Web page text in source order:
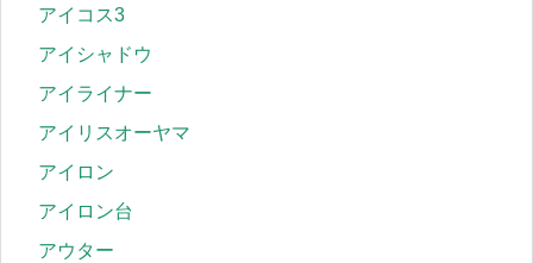
アイコス3
アイシャドウ
アイライナー
アイリスオーヤマ
アイロン
アイロン台
アウター